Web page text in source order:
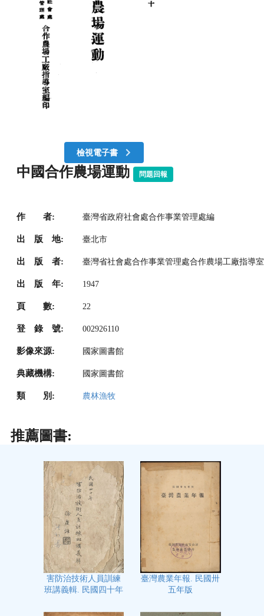
檢視電子書
中國合作農場運動 問題回報
作 者: 臺灣省政府社會處合作事業管理處編
出 版 地: 臺北市
出 版 者: 臺灣省社會處合作事業管理處合作農場工廠指導室
出 版 年: 1947
頁 數: 22
登 錄 號: 002926110
影像來源: 國家圖書館
典藏機構: 國家圖書館
類 別: 農林漁牧
推薦圖書:
害防治技術人員訓練
班講義輯. 民國四十年
臺灣農業年報. 民國卅
五年版